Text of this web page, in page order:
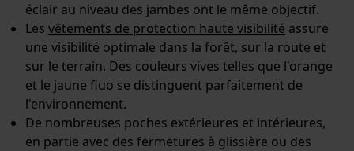
éclair au niveau des jambes ont le même objectif.
Les vêtements de protection haute visibilité assure
une visibilité optimale dans la forêt, sur la route et
sur le terrain. Des couleurs vives telles que l'orange
et le jaune fluo se distinguent parfaitement de
l'environnement.
De nombreuses poches extérieures et intérieures,
en partie avec des fermetures à glissière ou des
Loop54 Personalization
Page d'accueil personnalisée
Panier sauvegardé
Géo-IP et détection des
utilisateurs